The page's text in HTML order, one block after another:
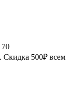
70
500₽ всем